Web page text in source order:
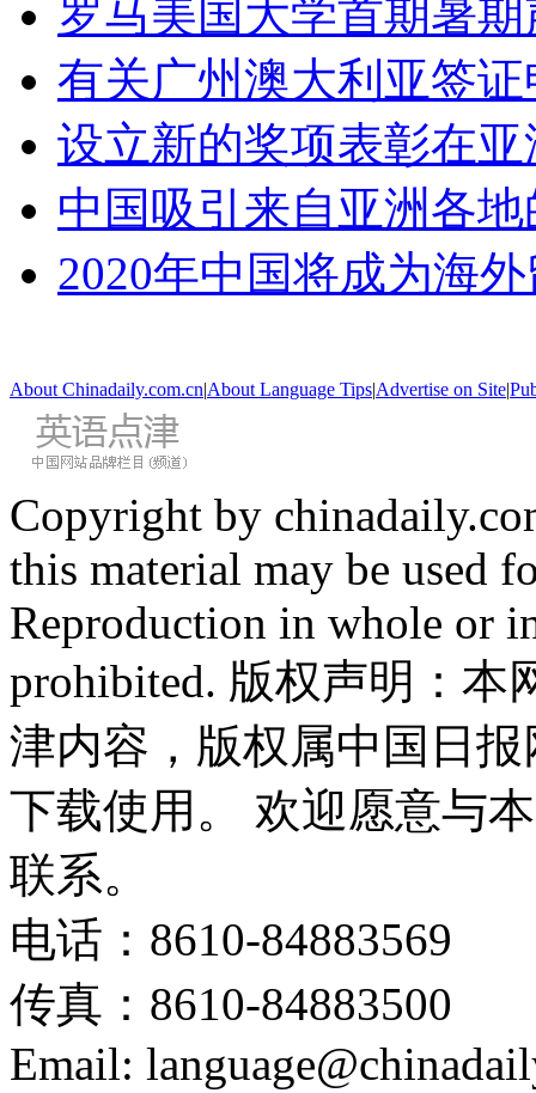
罗马美国大学首期暑
有关广州澳大利亚签
设立新的奖项表彰在
中国吸引来自亚洲各
2020年中国将成为海
About Chinadaily.com.cn|About Language Tips|Advertise on Site|
Copyright by
this material may be used
Reproduction in whole or
prohibited. 版权声明：
津内容，版权属中国日
下载使用。 欢迎愿意与
联系。
电话：8610-84883569
传真：8610-84883500
Email: